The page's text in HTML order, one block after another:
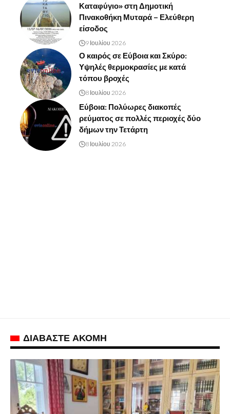
Καταφύγιο» στη Δημοτική
Πινακοθήκη Μυταρά – Ελεύθερη
είσοδος
9 Ιουλίου 2026
Ο καιρός σε Εύβοια και Σκύρο:
Υψηλές θερμοκρασίες με κατά
τόπου βροχές
8 Ιουλίου 2026
Εύβοια: Πολύωρες διακοπές
ρεύματος σε πολλές περιοχές δύο
δήμων την Τετάρτη
8 Ιουλίου 2026
ΔΙΑΒΑΣΤΕ ΑΚΟΜΗ